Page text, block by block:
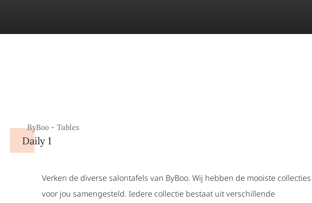
ByBoo - Tables
Daily 1
Verken de diverse salontafels van ByBoo. Wij hebben de mooiste collecties
voor jou samengesteld. Iedere collectie bestaat uit verschillende